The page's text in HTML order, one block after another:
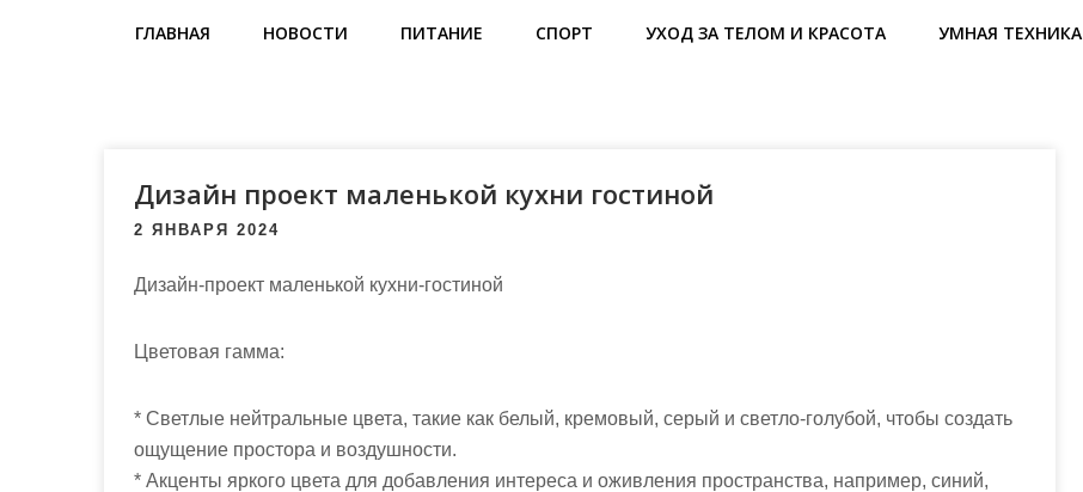
ГЛАВНАЯ НОВОСТИ ПИТАНИЕ СПОРТ УХОД ЗА ТЕЛОМ И КРАСОТА УМНАЯ ТЕХНИКА
Дизайн проект маленькой кухни гостиной
2 ЯНВАРЯ 2024
Дизайн-проект маленькой кухни-гостиной
Цветовая гамма:
* Светлые нейтральные цвета, такие как белый, кремовый, серый и светло-голубой, чтобы создать
ощущение простора и воздушности.
* Акценты яркого цвета для добавления интереса и оживления пространства, например, синий,